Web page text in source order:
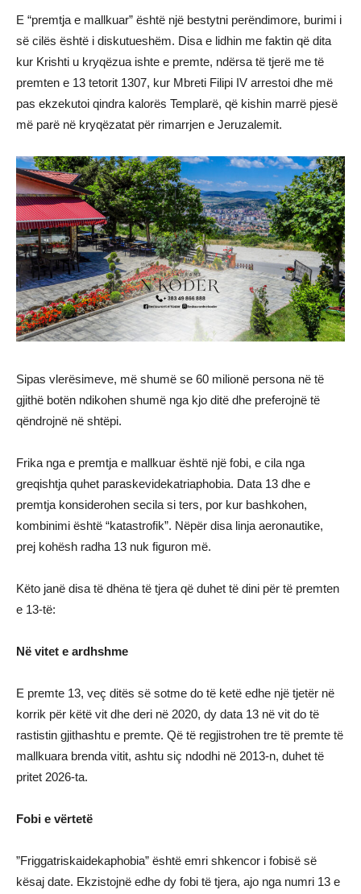
E “premtja e mallkuar” është një bestytni perëndimore, burimi i
së cilës është i diskutueshëm. Disa e lidhin me faktin që dita
kur Krishti u kryqëzua ishte e premte, ndërsa të tjerë me të
premten e 13 tetorit 1307, kur Mbreti Filipi IV arrestoi dhe më
pas ekzekutoi qindra kalorës Templarë, që kishin marrë pjesë
më parë në kryqëzatat për rimarrjen e Jeruzalemit.
Sipas vlerësimeve, më shumë se 60 milionë persona në të
gjithë botën ndikohen shumë nga kjo ditë dhe preferojnë të
qëndrojnë në shtëpi.
Frika nga e premtja e mallkuar është një fobi, e cila nga
greqishtja quhet paraskevidekatriaphobia. Data 13 dhe e
premtja konsiderohen secila si ters, por kur bashkohen,
kombinimi është “katastrofik”. Nëpër disa linja aeronautike,
prej kohësh radha 13 nuk figuron më.
Këto janë disa të dhëna të tjera që duhet të dini për të premten
e 13-të:
Në vitet e ardhshme
E premte 13, veç ditës së sotme do të ketë edhe një tjetër në
korrik për këtë vit dhe deri në 2020, dy data 13 në vit do të
rastistin gjithashtu e premte. Që të regjistrohen tre të premte të
mallkuara brenda vitit, ashtu siç ndodhi në 2013-n, duhet të
pritet 2026-ta.
Fobi e vërtetë
”Friggatriskaidekaphobia” është emri shkencor i fobisë së
kësaj date. Ekzistojnë edhe dy fobi të tjera, ajo nga numri 13 e